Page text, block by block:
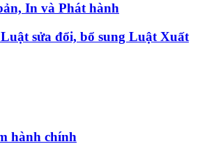
In và Phát hành
sửa đổi, bổ sung Luật Xuất
hành chính